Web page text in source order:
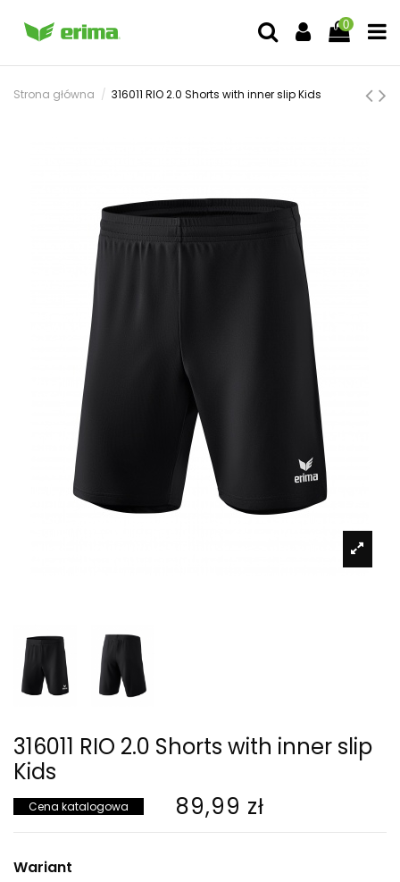
0
Strona główna 316011 RIO 2.0 Shorts with inner slip Kids
316011 RIO 2.0 Shorts with inner slip
Kids
Cena katalogowa 89,99 zł
Wariant